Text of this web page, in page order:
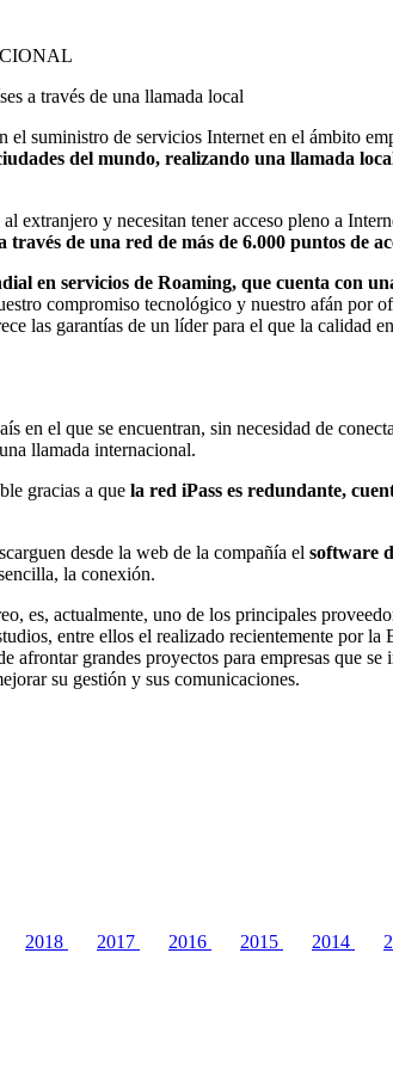
a través de una llamada local
el suministro de servicios Internet en el ámbito
del mundo, realizando una llamada
extranjero y necesitan tener acceso pleno a
de una red de más de 6.000 puntos de
en servicios de Roaming, que cuenta con
compromiso tecnológico y nuestro afán por
las garantías de un líder para el que la
en el que se encuentran, sin necesidad de
llamada internacional.
gracias a que la red iPass es redundante,
desde la web de la compañía el software
la conexión.
es, actualmente, uno de los principales
entre ellos el realizado recientemente por
afrontar grandes proyectos para empresas que
su gestión y sus comunicaciones.
2018 2017 2016 2015 2014